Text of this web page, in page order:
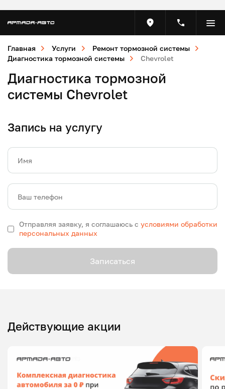
Главная Услуги
Ремонт тормозной системы
Диагностика тормозной системы
Chevrolet
Диагностика тормозной
системы Chevrolet
Запись на услугу
Имя
Ваш телефон
Отправляя заявку, я соглашаюсь с условиями обработки
персональных данных
Записаться
Действующие акции